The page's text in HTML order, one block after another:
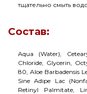
тщательно смыть
Состав:
Aqua (Water),
Chloride, Glycerin,
80, Aloe Barbadensis
Sine Adipe Lac
Retinyl Palmitate,